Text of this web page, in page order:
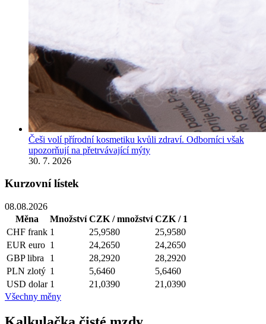
Češi volí přírodní kosmetiku kvůli zdraví. Odborníci však
upozorňují na přetrvávající mýty
30. 7. 2026
Kurzovní lístek
08.08.2026
Měna
Množství CZK / množství CZK / 1
CHF frank 1 25,9580
25,9580
EUR euro 1 24,2650
24,2650
GBP libra 1 28,2920
28,2920
PLN zlotý 1 5,6460
5,6460
USD dolar 1 21,0390
21,0390
Všechny měny